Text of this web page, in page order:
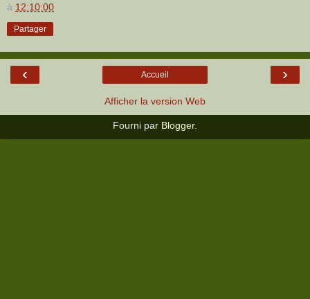
à 12:10:00
Partager
‹ ›
Accueil
Afficher la version Web
Fourni par Blogger.